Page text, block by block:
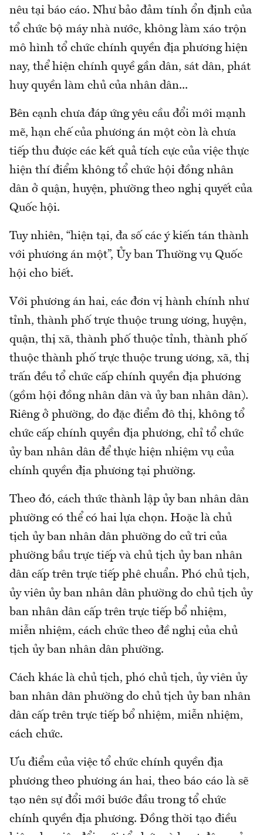
nêu tại báo cáo. Như bảo đảm tính ổn định của
tổ chức bộ máy nhà nước, không làm xáo trộn
mô hình tổ chức chính quyền địa phương hiện
nay, thể hiện chính quyề gần dân, sát dân, phát
huy quyền làm chủ của nhân dân...
Bên cạnh chưa đáp ứng yêu cầu đổi mới mạnh
mẽ, hạn chế của phương án một còn là chưa
tiếp thu được các kết quả tích cực của việc thực
hiện thí điểm không tổ chức hội đồng nhân
dân ở quận, huyện, phường theo nghị quyết của
Quốc hội.
Tuy nhiên, “hiện tại, đa số các ý kiến tán thành
với phương án một”, Ủy ban Thường vụ Quốc
hội cho biết.
Với phương án hai, các đơn vị hành chính như
tỉnh, thành phố trực thuộc trung ương, huyện,
quận, thị xã, thành phố thuộc tỉnh, thành phố
thuộc thành phố trực thuộc trung ương, xã, thị
trấn đều tổ chức cấp chính quyền địa phương
(gồm hội đồng nhân dân và ủy ban nhân dân).
Riêng ở phường, do đặc điểm đô thị, không tổ
chức cấp chính quyền địa phương, chỉ tổ chức
ủy ban nhân dân để thực hiện nhiệm vụ của
chính quyền địa phương tại phường.
Theo đó, cách thức thành lập ủy ban nhân dân
phường có thể có hai lựa chọn. Hoặc là chủ
tịch ủy ban nhân dân phường do cử tri của
phường bầu trực tiếp và chủ tịch ủy ban nhân
dân cấp trên trực tiếp phê chuẩn. Phó chủ tịch,
ủy viên ủy ban nhân dân phường do chủ tịch ủy
ban nhân dân cấp trên trực tiếp bổ nhiệm,
miễn nhiệm, cách chức theo đề nghị của chủ
tịch ủy ban nhân dân phường.
Cách khác là chủ tịch, phó chủ tịch, ủy viên ủy
ban nhân dân phường do chủ tịch ủy ban nhân
dân cấp trên trực tiếp bổ nhiệm, miễn nhiệm,
cách chức.
Ưu điểm của việc tổ chức chính quyền địa
phương theo phương án hai, theo báo cáo là sẽ
tạo nên sự đổi mới bước đầu trong tổ chức
chính quyền địa phương. Đồng thời tạo điều